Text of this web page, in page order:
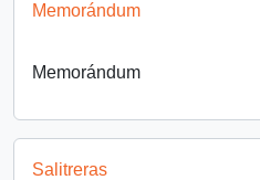
Memorándum
Memorándum
Salitreras